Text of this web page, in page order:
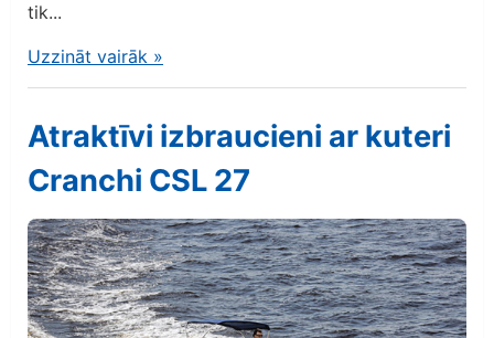
tik...
Uzzināt vairāk »
Atraktīvi izbraucieni ar kuteri
Cranchi CSL 27